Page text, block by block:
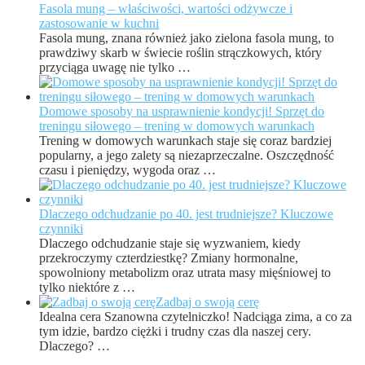
Fasola mung – właściwości, wartości odżywcze i
zastosowanie w kuchni
Fasola mung, znana również jako zielona fasola mung, to
prawdziwy skarb w świecie roślin strączkowych, który
przyciąga uwagę nie tylko …
Domowe sposoby na usprawnienie kondycji! Sprzęt do
treningu siłowego – trening w domowych warunkach
Trening w domowych warunkach staje się coraz bardziej
popularny, a jego zalety są niezaprzeczalne. Oszczędność
czasu i pieniędzy, wygoda oraz …
Dlaczego odchudzanie po 40. jest trudniejsze? Kluczowe
czynniki
Dlaczego odchudzanie staje się wyzwaniem, kiedy
przekroczymy czterdziestkę? Zmiany hormonalne,
spowolniony metabolizm oraz utrata masy mięśniowej to
tylko niektóre z …
Zadbaj o swoją cerę
Idealna cera Szanowna czytelniczko! Nadciąga zima, a co za
tym idzie, bardzo ciężki i trudny czas dla naszej cery.
Dlaczego? …